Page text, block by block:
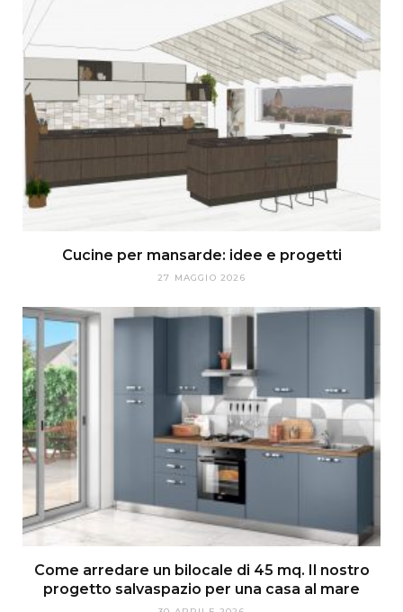
Cucine per mansarde: idee e progetti
27 MAGGIO 2026
Come arredare un bilocale di 45 mq. Il nostro
progetto salvaspazio per una casa al mare